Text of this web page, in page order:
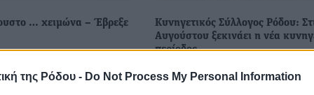
της Ρόδου - Do Not Process My Personal Information
… χειμώνα – Έβρεξε
βόρειοι άνεμοι, θα είναι τα
Κυνηγετικός Σύλλογος Ρόδου:
Αυγούστου ξεκινάει η νέα
περίοδος
Με ανακοίνωση του και στα μέσα